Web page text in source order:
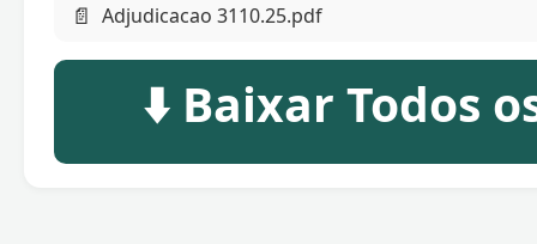
📄 Adjudicacao 3110.25.pdf
⬇️ Baixar Todos